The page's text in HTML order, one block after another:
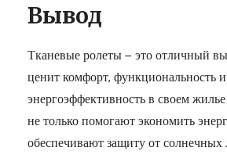
Вывод
Тканевые ролеты — это отличный
ценит комфорт, функциональность и
энергоэффективность в своем
не только помогают экономить
обеспечивают защиту от солнечных